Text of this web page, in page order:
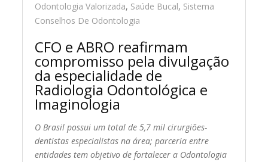
Odontologia Valorizada, Saúde Bucal, Sistema
Conselhos De Odontologia
CFO e ABRO reafirmam
compromisso pela divulgação
da especialidade de
Radiologia Odontológica e
Imaginologia
O Brasil possui um total de 5,7 mil cirurgiões-
dentistas especialistas na área; parceria entre
entidades tem objetivo de fortalecer a Odontologia